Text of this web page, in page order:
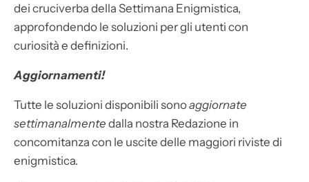
dei cruciverba della Settimana Enigmistica,
approfondendo le soluzioni per gli utenti con
curiosità e definizioni.
Aggiornamenti!
Tutte le soluzioni disponibili sonoaggiornate
settimanalmente dalla nostra Redazione in
concomitanza con le uscite delle maggiori riviste di
enigmistica.